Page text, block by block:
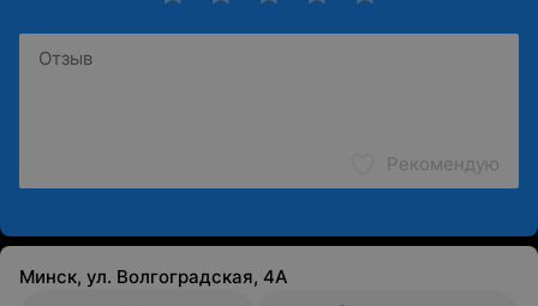
Рекомендую
Минск, ул. Волгоградская, 4А